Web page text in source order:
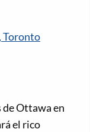
Toronto
de Ottawa en
el rico